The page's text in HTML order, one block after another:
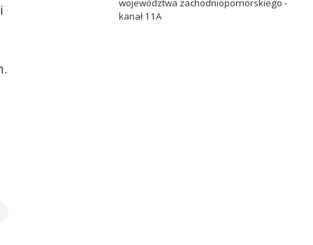
województwa zachodniopomorskiego -
kanał 11A